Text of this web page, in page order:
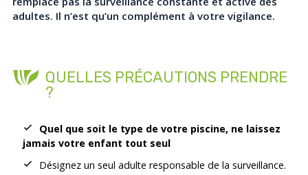
adultes. Il n’est qu’un complément à votre vigilance.
QUELLES PRÉCAUTIONS PRENDRE
?
Quel que soit le type de votre piscine, ne laissez
jamais votre enfant tout seul
Désignez un seul adulte responsable de la surveillance.